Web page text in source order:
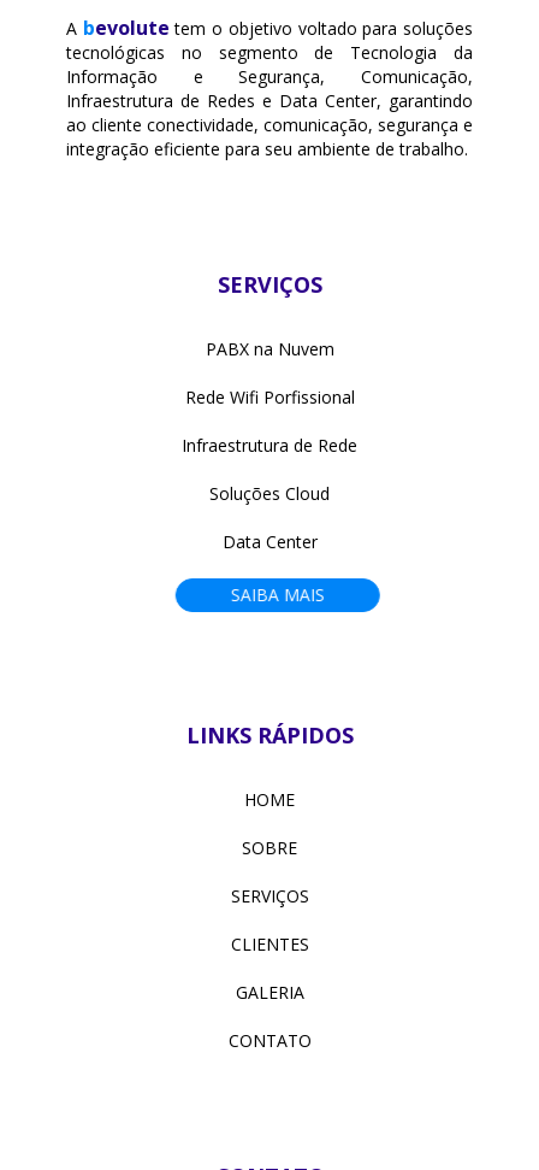
A bevolute tem o objetivo voltado para soluções
tecnológicas no segmento de Tecnologia da
Informação e Segurança, Comunicação,
Infraestrutura de Redes e Data Center, garantindo
ao cliente conectividade, comunicação, segurança e
integração eficiente para seu ambiente de trabalho.
SERVIÇOS
PABX na Nuvem
Rede Wifi Porfissional
Infraestrutura de Rede
Soluções Cloud
Data Center
SAIBA MAIS
LINKS RÁPIDOS
HOME
SOBRE
SERVIÇOS
CLIENTES
GALERIA
CONTATO